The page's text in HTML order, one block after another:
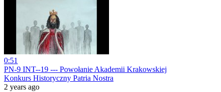
0:51
PN-9 INT--19 --- Powołanie Akademii Krakowskiej
Konkurs Historyczny Patria Nostra
2 years ago